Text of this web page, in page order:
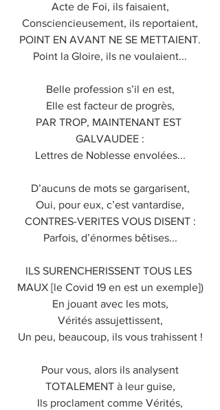
Acte de Foi, ils faisaient,
Consciencieusement, ils reportaient,
POINT EN AVANT NE SE METTAIENT.
Point la Gloire, ils ne voulaient...
Belle profession s’il en est,
Elle est facteur de progrès,
PAR TROP, MAINTENANT EST
GALVAUDEE :
Lettres de Noblesse envolées...
D’aucuns de mots se gargarisent,
Oui, pour eux, c’est vantardise,
CONTRES-VERITES VOUS DISENT :
Parfois, d’énormes bêtises...
ILS SURENCHERISSENT TOUS LES
MAUX [le Covid 19 en est un exemple])
En jouant avec les mots,
Vérités assujettissent,
Un peu, beaucoup, ils vous trahissent !
Pour vous, alors ils analysent
TOTALEMENT à leur guise,
Ils proclament comme Vérités,